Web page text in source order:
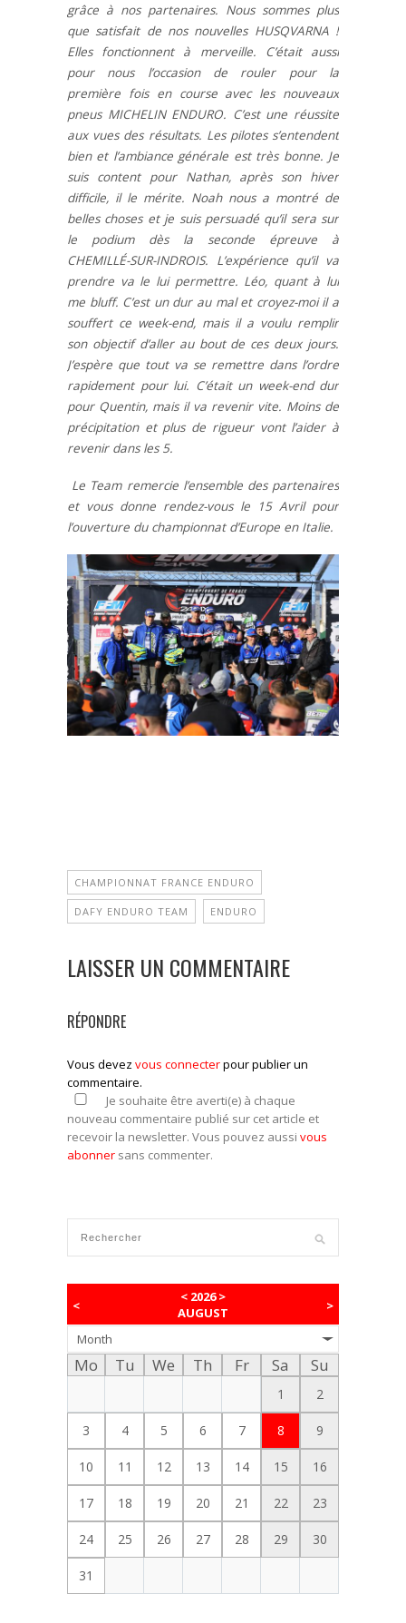
grâce à nos partenaires. Nous sommes plus
que satisfait de nos nouvelles HUSQVARNA !
Elles fonctionnent à merveille. C’était aussi
pour nous l’occasion de rouler pour la
première fois en course avec les nouveaux
pneus MICHELIN ENDURO. C’est une réussite
aux vues des résultats. Les pilotes s’entendent
bien et l’ambiance générale est très bonne. Je
suis content pour Nathan, après son hiver
difficile, il le mérite. Noah nous a montré de
belles choses et je suis persuadé qu’il sera sur
le podium dès la seconde épreuve à
CHEMILLÉ-SUR-INDROIS. L’expérience qu’il va
prendre va le lui permettre. Léo, quant à lui
me bluff. C’est un dur au mal et croyez-moi il a
souffert ce week-end, mais il a voulu remplir
son objectif d’aller au bout de ces deux jours.
J’espère que tout va se remettre dans l’ordre
rapidement pour lui. C’était un week-end dur
pour Quentin, mais il va revenir vite. Moins de
précipitation et plus de rigueur vont l’aider à
revenir dans les 5.
Le Team remercie l’ensemble des partenaires
et vous donne rendez-vous le 15 Avril pour
l’ouverture du championnat d’Europe en Italie.
CHAMPIONNAT FRANCE ENDURO
DAFY ENDURO TEAM ENDURO
LAISSER UN COMMENTAIRE
RÉPONDRE
Vous devez vous connecterpour publier un
commentaire.
Je souhaite être averti(e) à chaque
nouveau commentaire publié sur cet article et
recevoir la newsletter. Vous pouvez aussi vous
abonner sans commenter.
<
< 2026>
AUGUST
>
Month
Mo Tu We Th Fr Sa Su
1 2
3 4 5 6 7 8 9
10 11 12 13 14 15 16
17 18 19 20 21 22 23
24 25 26 27 28 29 30
31